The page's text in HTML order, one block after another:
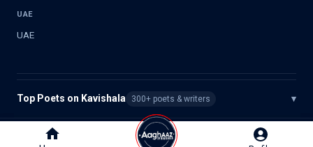
UAE
UAE
Top Poets on Kavishala 300+ poets & writers ▾
Kavishala. All rights reserved.